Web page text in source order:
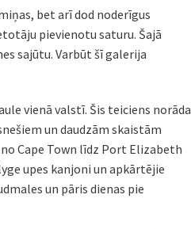
bet arī dod noderīgus
pievienotu saturu. Šajā
sajūtu. Varbūt šī galerija
vienā valstī. Šis teiciens norāda
un daudzām skaistām
Cape Town līdz Port Elizabeth
upes kanjoni un apkārtējie
un pāris dienas pie